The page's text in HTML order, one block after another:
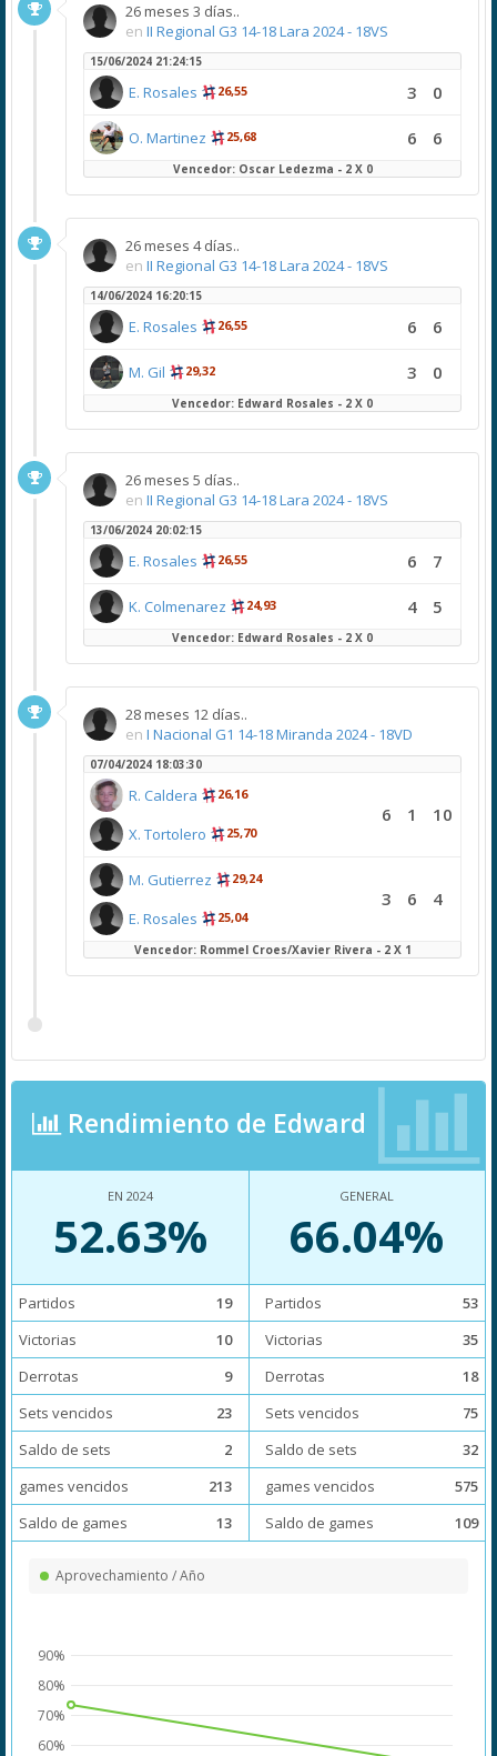
26 meses 3 días..
en II Regional G3 14-18 Lara 2024 - 18VS
15/06/2024 21:24:15
E. Rosales 26,55 3 0
O. Martinez 25,68 6 6
Vencedor: Oscar Ledezma - 2 X 0
26 meses 4 días..
en II Regional G3 14-18 Lara 2024 - 18VS
14/06/2024 16:20:15
E. Rosales 26,55 6 6
M. Gil 29,32 3 0
Vencedor: Edward Rosales - 2 X 0
26 meses 5 días..
en II Regional G3 14-18 Lara 2024 - 18VS
13/06/2024 20:02:15
E. Rosales 26,55 6 7
K. Colmenarez 24,93 4 5
Vencedor: Edward Rosales - 2 X 0
28 meses 12 días..
en I Nacional G1 14-18 Miranda 2024 - 18VD
07/04/2024 18:03:30
R. Caldera 26,16
X. Tortolero 25,70
6 1 10
M. Gutierrez 29,24
E. Rosales 25,04
3 6 4
Vencedor: Rommel Croes/Xavier Rivera - 2 X 1
Rendimiento de Edward
EN 2024
52.63%
Partidos
19
Victorias
10
Derrotas
9
Sets vencidos
23
Saldo de sets
2
games vencidos
213
Saldo de games
13
GENERAL
66.04%
Partidos
53
Victorias
35
Derrotas
18
Sets vencidos
75
Saldo de sets
32
games vencidos
575
Saldo de games
109
Aprovechamiento / Año
60%
70%
80%
90%